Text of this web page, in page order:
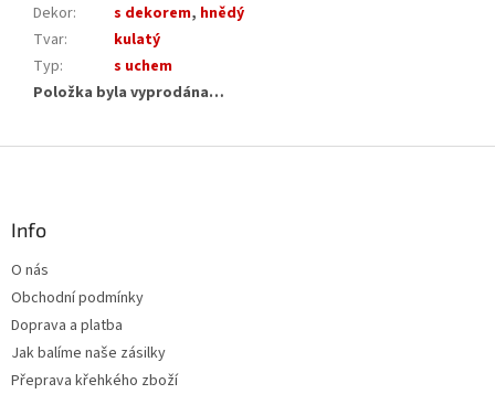
Dekor: s dekorem, hnědý
Tvar:
kulatý
Typ:
s uchem
Položka byla vyprodána…
Info
O nás
Obchodní podmínky
Doprava a platba
Jak balíme naše zásilky
Přeprava křehkého zboží